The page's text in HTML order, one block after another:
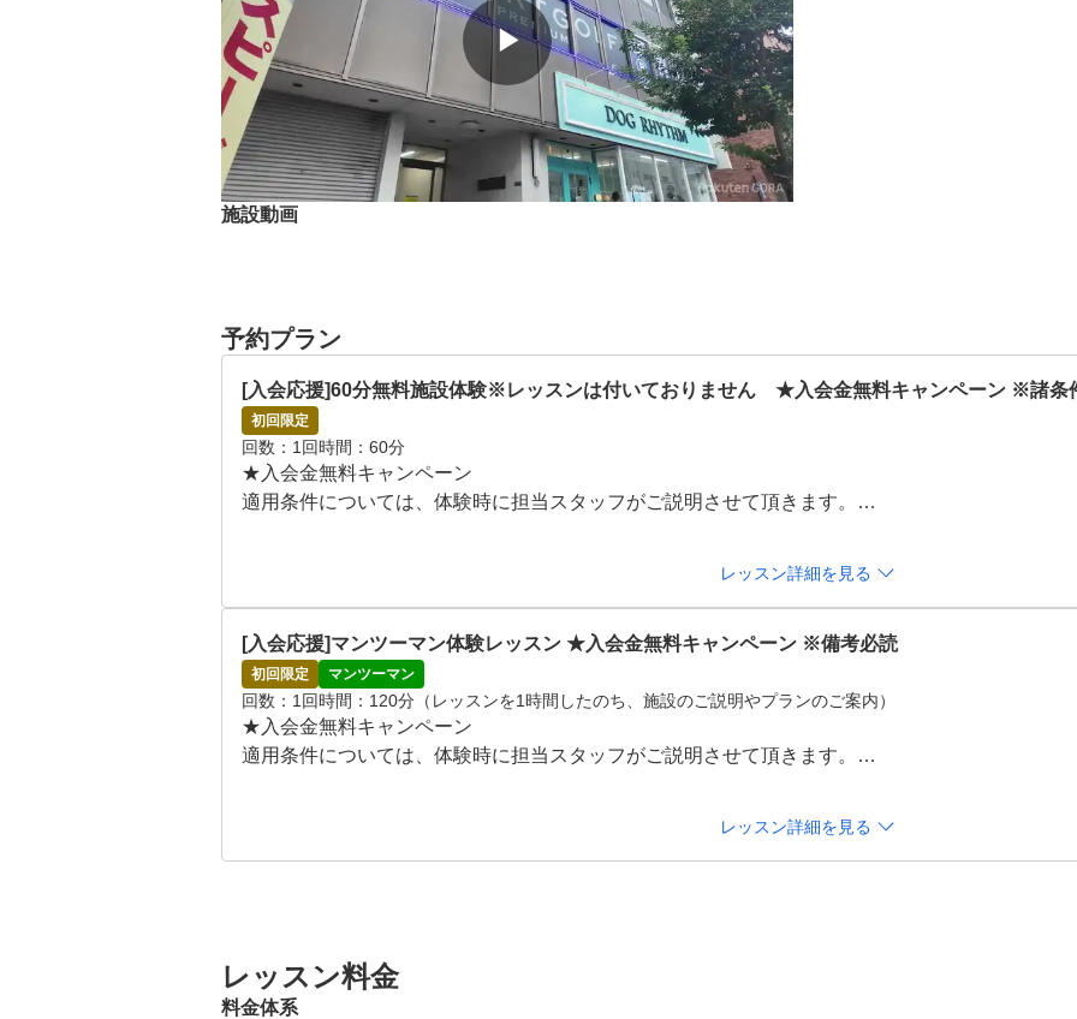
▶
施設動画
予約プラン
[入会応援]60分無料施設体験※レッスンは付いておりません　★入会金無料キャンペーン ※諸条
初回限定
回数 1回時間 60分
★入会金無料キャンペーン
適用条件については、体験時に担当スタッフがご説明させて頂きます。
●施設体験スケジュール
月~日 09:00～21:00
※ご希望の日時をリクエスト画面よりご提示ください。追ってご連絡差し上げます。
レッスン詳細を見る
[入会応援]マンツーマン体験レッスン ★入会金無料キャンペーン ※備考必読
初回限定 マンツーマン
回数 1回時間 120分（レッスンを1時間したのち、施設のご説明やプランのご案内）
★入会金無料キャンペーン
適用条件については、体験時に担当スタッフがご説明させて頂きます。
※期日までにお支払いが確認できない場合はキャンセルとなります。
原因""に向き合い、解決と成長する空間を提供しております！
ゴルフの上達にお悩みの方は是非体験レッスンにお越しください！
レッスン詳細を見る
レッスン料金
料金体系